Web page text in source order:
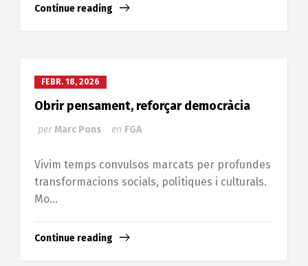
Continue reading
FEBR. 18, 2026
Obrir pensament, reforçar democràcia
per Marc Pons en FGA
Vivim temps convulsos marcats per profundes
transformacions socials, polítiques i culturals.
Mo...
Continue reading